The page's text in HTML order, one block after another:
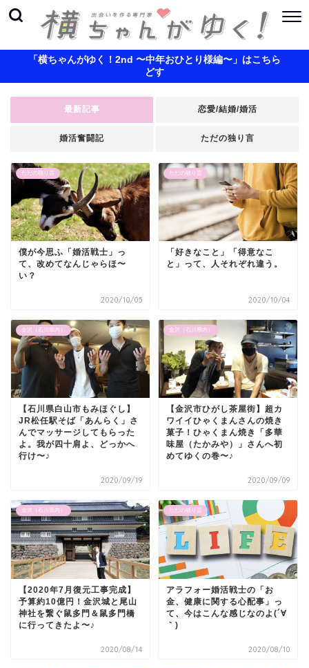
「横ちゃんがゆく！2nd 〜中年おひとり様編〜」はこちら
どす
最新記事 恋愛/結婚/婚活
婚活奮闘記 ただの独り言
ただの独り言
僕が今思ふ「婚活戦士」っ
て、改めてなんじゃらほ〜
い？
2020/10/05
ただの独り言
「好きなこと」「得意なこ
と」って、人それぞれ違う。
2020/10/04
金沢（石川県内）
【石川県白山市もみほぐし】
JR松任駅そば「あんらく」さ
んでマッサージしてもらった
よ。我が四十肩よ、どっかへ
行け〜♪
2020/09/19
金沢（石川県内）
【金沢市ひがし茶屋街】超カ
ワイイひゃくまんさんの焼き
菓子！ひゃくまん焼き「多華
味屋（たかみや）」さんへ初
めてゆくの巻〜♪
2020/09/09
金沢（石川県内）
【2020年7月復元工事完成】
予算約10億円！金沢城と尾山
神社を繋ぐ鼠多門＆鼠多門橋
に行ってきたよ〜♪
2020/08/14
ただの独り言
アラフォー婚活戦士の「お
金、健康に関する心配事」っ
て、今はこんな感じなのよ(´∀
｀)
2020/08/10